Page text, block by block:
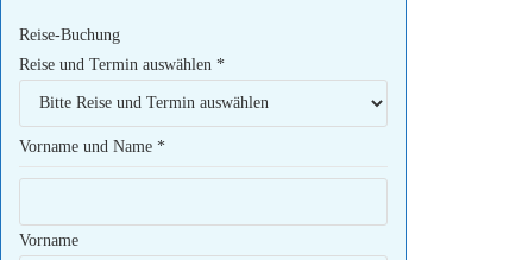
Reise-Buchung
Reise und Termin auswählen *
Vorname und Name *
Vorname